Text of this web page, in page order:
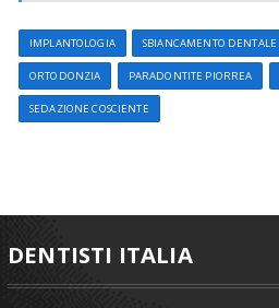
IMPLANTOLOGIA SBIANCAMENTO DENTALE
ORTODONZIA PARADONTITE PIORREA
SEDAZIONE COSCIENTE
DENTISTI ITALIA